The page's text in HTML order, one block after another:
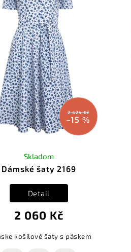
2 424 Kč
–15 %
Dámské šaty 2169
Skladom
2 060 Kč
Detail
košilové šaty s páskem